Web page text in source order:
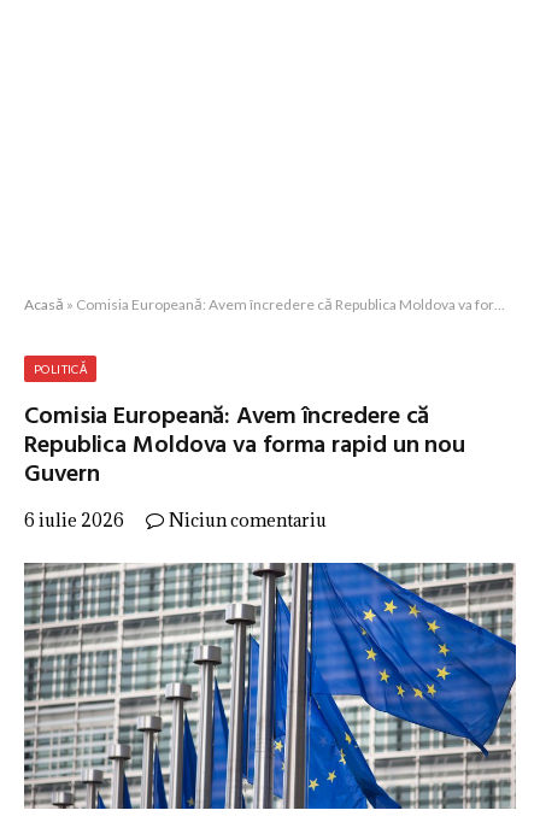
Acasă » Comisia Europeană: Avem încredere că Republica Moldova va forma rapid un nou Guvern
POLITICĂ
Comisia Europeană: Avem încredere că
Republica Moldova va forma rapid un nou
Guvern
6 iulie 2026 Niciun comentariu